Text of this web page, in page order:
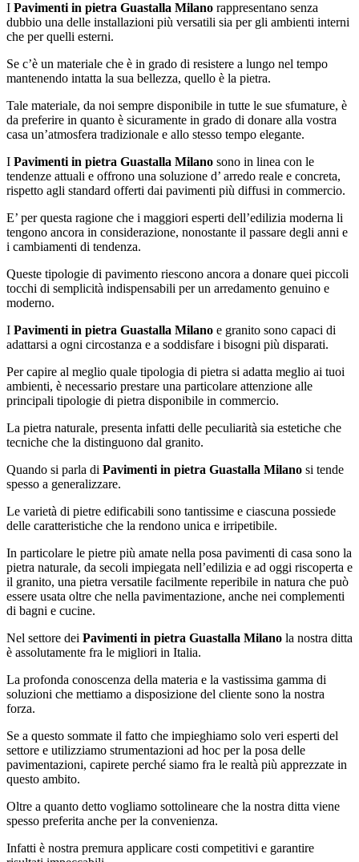
I Pavimenti in pietra Guastalla Milano rappresentano senza
dubbio una delle installazioni più versatili sia per gli ambienti interni
che per quelli esterni.
Se c’è un materiale che è in grado di resistere a lungo nel tempo
mantenendo intatta la sua bellezza, quello è la pietra.
Tale materiale, da noi sempre disponibile in tutte le sue sfumature, è
da preferire in quanto è sicuramente in grado di donare alla vostra
casa un’atmosfera tradizionale e allo stesso tempo elegante.
I Pavimenti in pietra Guastalla Milano sono in linea con le
tendenze attuali e offrono una soluzione d’ arredo reale e concreta,
rispetto agli standard offerti dai pavimenti più diffusi in commercio.
E’ per questa ragione che i maggiori esperti dell’edilizia moderna li
tengono ancora in considerazione, nonostante il passare degli anni e
i cambiamenti di tendenza.
Queste tipologie di pavimento riescono ancora a donare quei piccoli
tocchi di semplicità indispensabili per un arredamento genuino e
moderno.
I Pavimenti in pietra Guastalla Milano e granito sono capaci di
adattarsi a ogni circostanza e a soddisfare i bisogni più disparati.
Per capire al meglio quale tipologia di pietra si adatta meglio ai tuoi
ambienti, è necessario prestare una particolare attenzione alle
principali tipologie di pietra disponibile in commercio.
La pietra naturale, presenta infatti delle peculiarità sia estetiche che
tecniche che la distinguono dal granito.
Quando si parla di Pavimenti in pietra Guastalla Milano si tende
spesso a generalizzare.
Le varietà di pietre edificabili sono tantissime e ciascuna possiede
delle caratteristiche che la rendono unica e irripetibile.
In particolare le pietre più amate nella posa pavimenti di casa sono la
pietra naturale, da secoli impiegata nell’edilizia e ad oggi riscoperta e
il granito, una pietra versatile facilmente reperibile in natura che può
essere usata oltre che nella pavimentazione, anche nei complementi
di bagni e cucine.
Nel settore dei Pavimenti in pietra Guastalla Milano la nostra ditta
è assolutamente fra le migliori in Italia.
La profonda conoscenza della materia e la vastissima gamma di
soluzioni che mettiamo a disposizione del cliente sono la nostra
forza.
Se a questo sommate il fatto che impieghiamo solo veri esperti del
settore e utilizziamo strumentazioni ad hoc per la posa delle
pavimentazioni, capirete perché siamo fra le realtà più apprezzate in
questo ambito.
Oltre a quanto detto vogliamo sottolineare che la nostra ditta viene
spesso preferita anche per la convenienza.
Infatti è nostra premura applicare costi competitivi e garantire